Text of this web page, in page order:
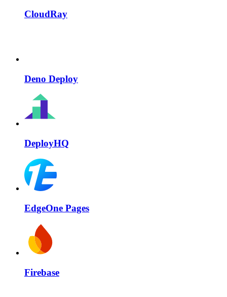
CloudRay
Deno Deploy
DeployHQ
EdgeOne Pages
Firebase